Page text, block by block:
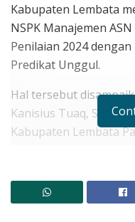
Kabupaten Lembata
NSPK Manajemen
Penilaian 2024
Predikat Unggul.
Hal tersebut
Kanisius Tuaq, SP
Kabupaten Lembata
RELATED POSTS